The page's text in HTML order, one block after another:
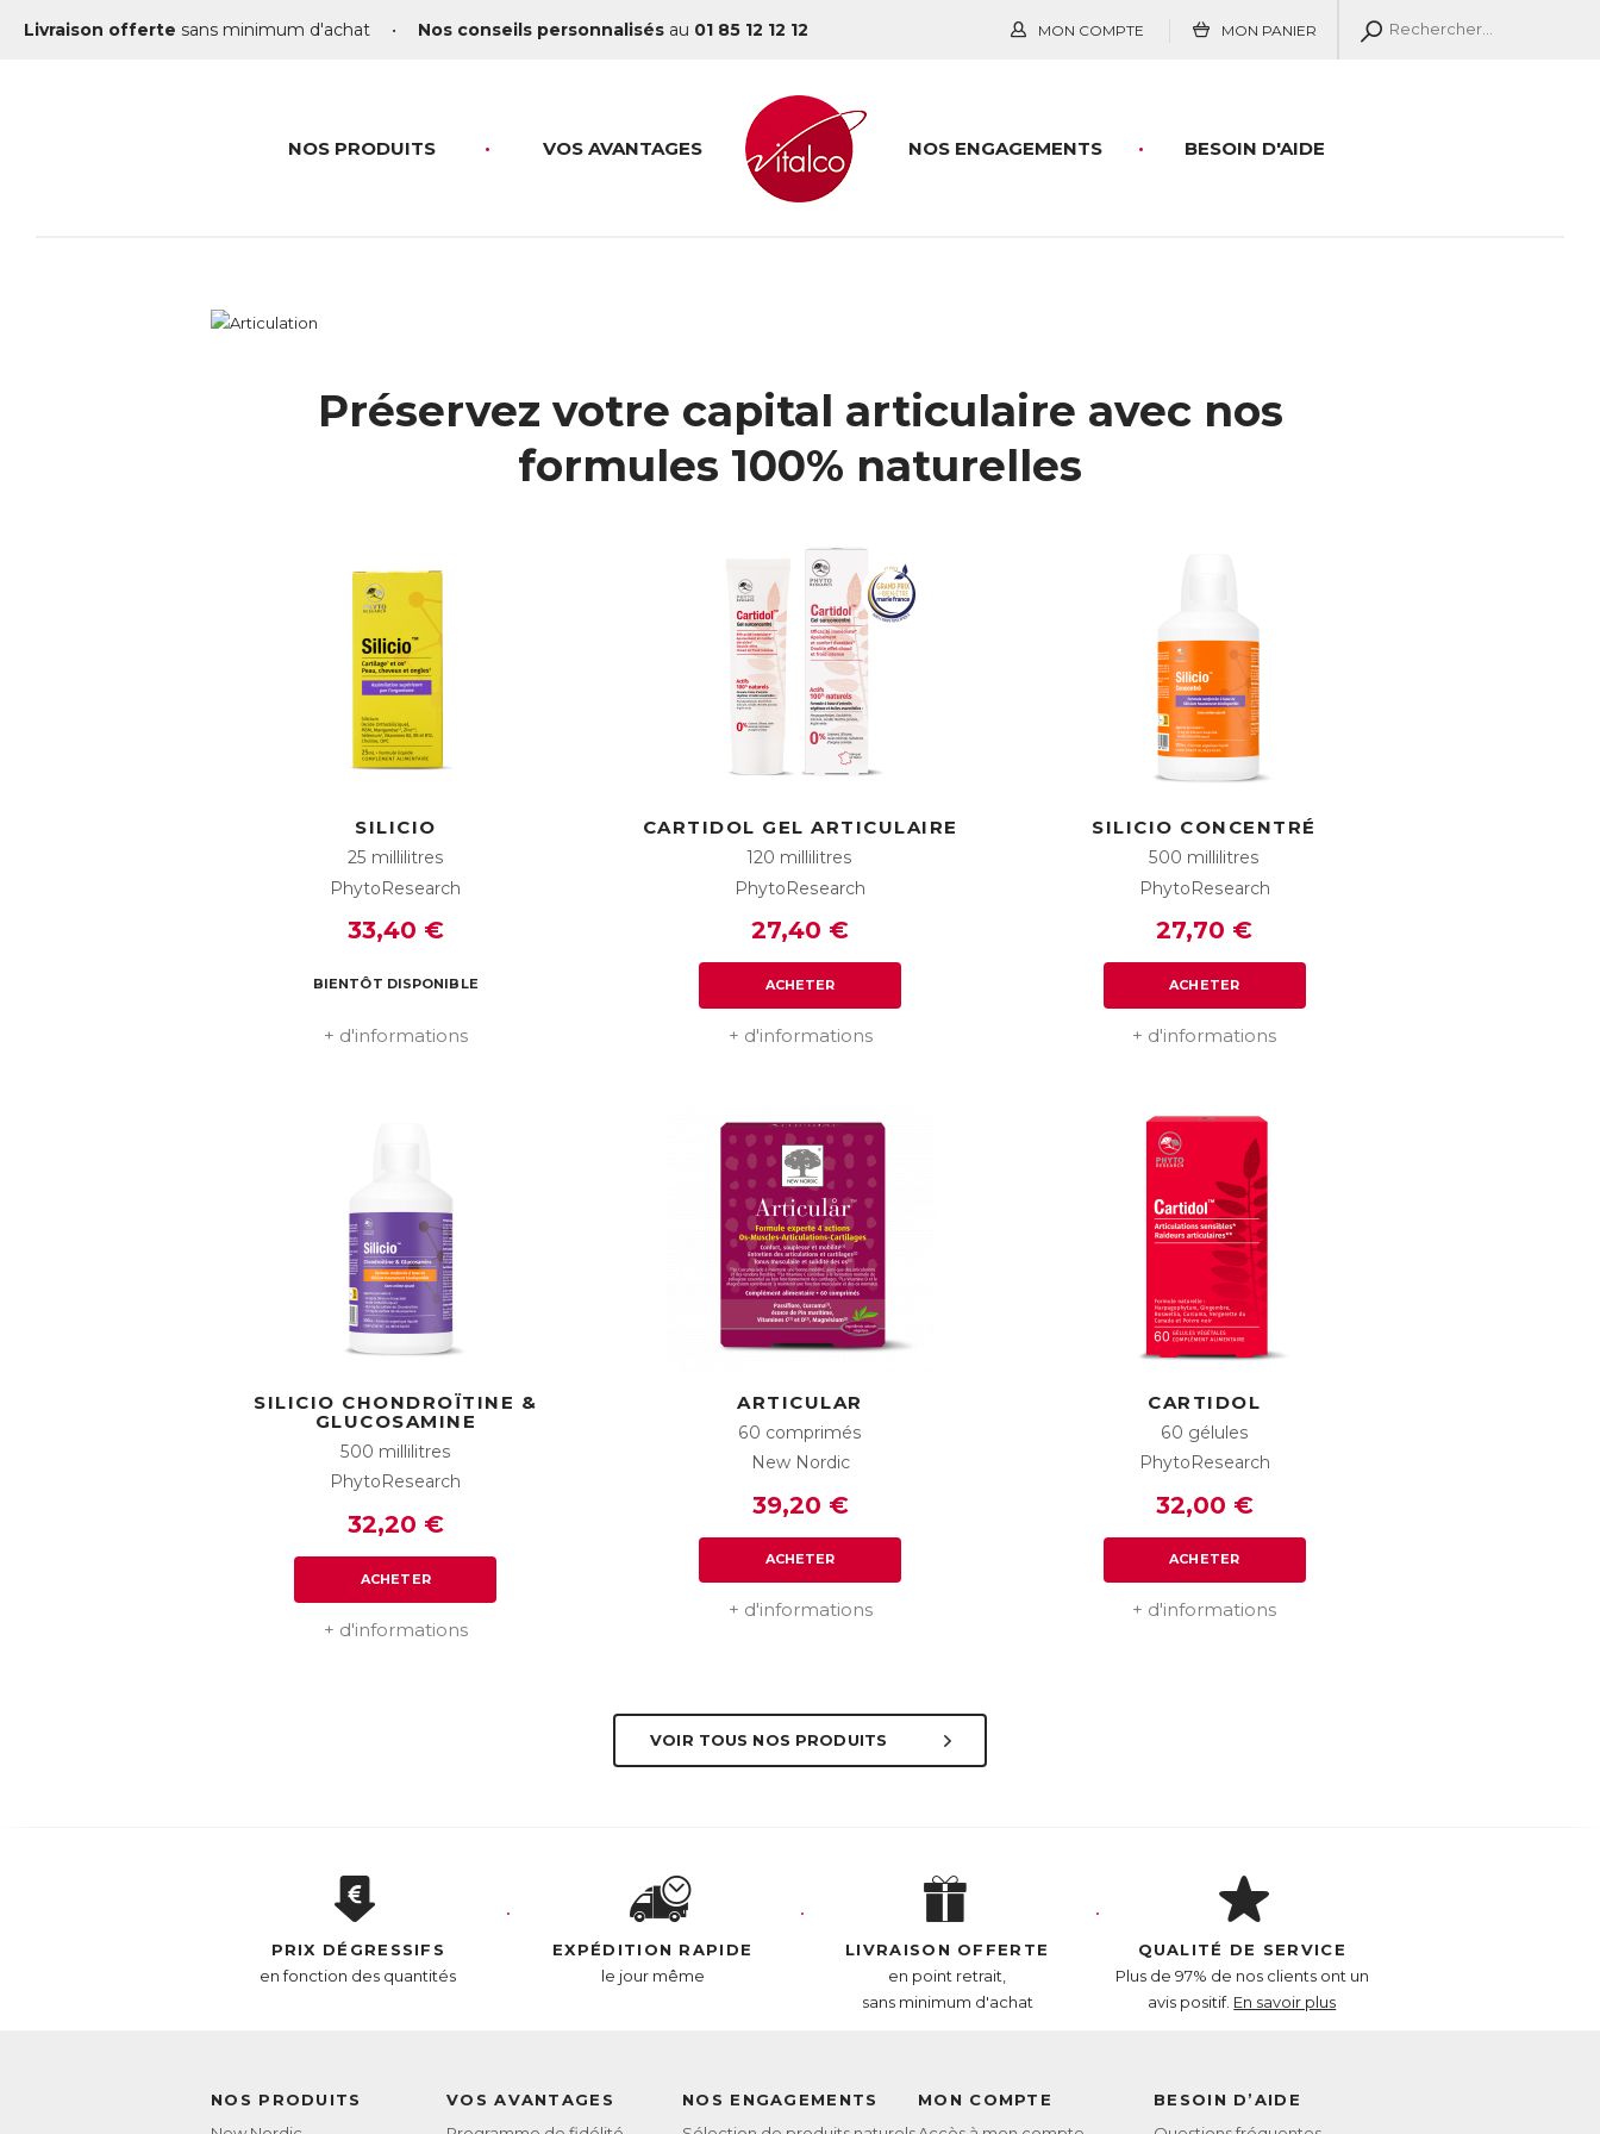
Livraison offerte sans minimum d'achat • Nos conseils personnalisés au 01 85 12 12 12 MON COMPTE MON PANIER
NOS PRODUITS VOS AVANTAGES BESOIN D'AIDE
NOS ENGAGEMENTS
Préservez votre capital articulaire avec nos
formules 100% naturelles
SILICIO
25 millilitres
PhytoResearch
33,40 €
BIENTÔT DISPONIBLE
+ d'informations
CARTIDOL GEL ARTICULAIRE
120 millilitres
PhytoResearch
27,40 €
ACHETER
+ d'informations
SILICIO CONCENTRÉ
500 millilitres
PhytoResearch
27,70 €
ACHETER
+ d'informations
SILICIO CHONDROÏTINE &
GLUCOSAMINE
500 millilitres
PhytoResearch
32,20 €
ACHETER
+ d'informations
ARTICULAR
60 comprimés
New Nordic
39,20 €
ACHETER
+ d'informations
CARTIDOL
60 gélules
PhytoResearch
32,00 €
ACHETER
+ d'informations
VOIR TOUS NOS PRODUITS
PRIX DÉGRESSIFS
en fonction des quantités
EXPÉDITION RAPIDE
le jour même
LIVRAISON OFFERTE
en point retrait,
sans minimum d'achat
QUALITÉ DE SERVICE
Plus de 97% de nos clients ont un
avis positif. En savoir plus
NOS PRODUITS
VOS AVANTAGES
NOS ENGAGEMENTS
MON COMPTE
BESOIN D’AIDE